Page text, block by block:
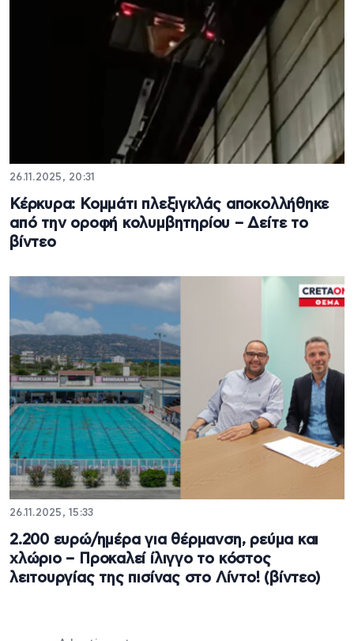
26.11.2025, 20:31
Κέρκυρα: Κομμάτι πλεξιγκλάς αποκολλήθηκε
από την οροφή κολυμβητηρίου – Δείτε το
βίντεο
26.11.2025, 15:33
2.200 ευρώ/ημέρα για θέρμανση, ρεύμα και
χλώριο – Προκαλεί ίλιγγο το κόστος
λειτουργίας της πισίνας στο Λίντο! (βίντεο)